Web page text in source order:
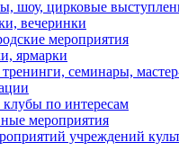
шоу, цирковые
вечеринки
мероприятия
ярмарки
семинары,
по интересам
мероприятия
учреждений